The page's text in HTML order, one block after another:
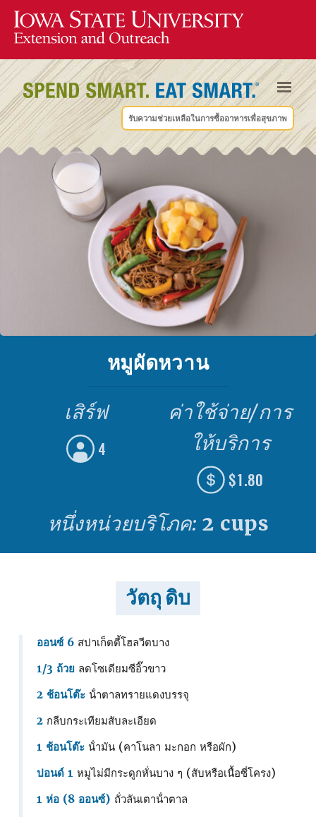
รับความช่วยเหลือในการซื้ออาหารเพื่อสุขภาพ
หมูผัดหวาน
เสิร์ฟ
4
ค่าใช้จ่าย/การ
ให้บริการ
$1.80
หนึ่งหน่วยบริโภค: 2 cups
วัตถุ ดิบ
ออนซ์ 6 สปาเก็ตตี้โฮลวีตบาง
1/3 ถ้วย ลดโซเดียมซีอิ๊วขาว
2 ช้อนโต๊ะ น้ําตาลทรายแดงบรรจุ
2 กลีบกระเทียมสับละเอียด
1 ช้อนโต๊ะ น้ํามัน (คาโนลา มะกอก หรือผัก)
ปอนด์ 1 หมูไม่มีกระดูกหั่นบาง ๆ (สับหรือเนื้อซี่โครง)
1 ห่อ (8 ออนซ์) ถั่วลันเตาน้ําตาล